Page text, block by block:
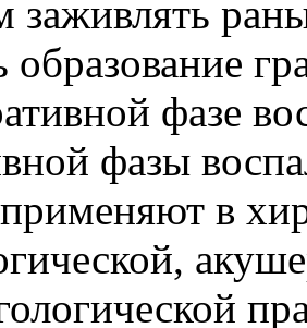
заживлять
образование
фазе
фазы
в